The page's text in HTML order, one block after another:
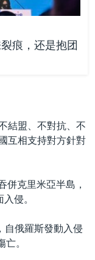
痕，还是抱团
結盟、不對抗、不
互相支持對方針對
併克里米亞半島，
侵。
自俄羅斯發動入侵
。